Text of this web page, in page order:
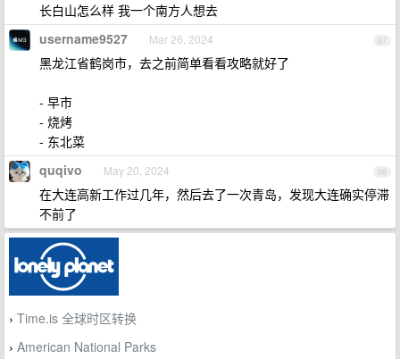
长白山怎么样 我一个南方人想去
67
username9527 Mar 26, 2024
黑龙江省鹤岗市，去之前简单看看攻略就好了
- 早市
- 烧烤
- 东北菜
68
quqivo May 20, 2024
在大连高新工作过几年，然后去了一次青岛，发现大连确实停滞
不前了
› Time.is 全球时区转换
› American National Parks